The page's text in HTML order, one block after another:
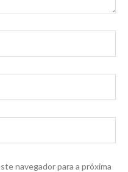
navegador para a próxima